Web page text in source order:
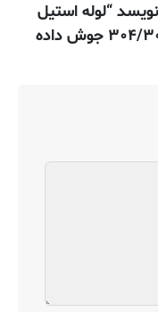
“لوله استیل
شماره ۱۰ – ۱٫۹۰۵ سانتی متر – ۳۰۴/۳۰۴L جوش داده